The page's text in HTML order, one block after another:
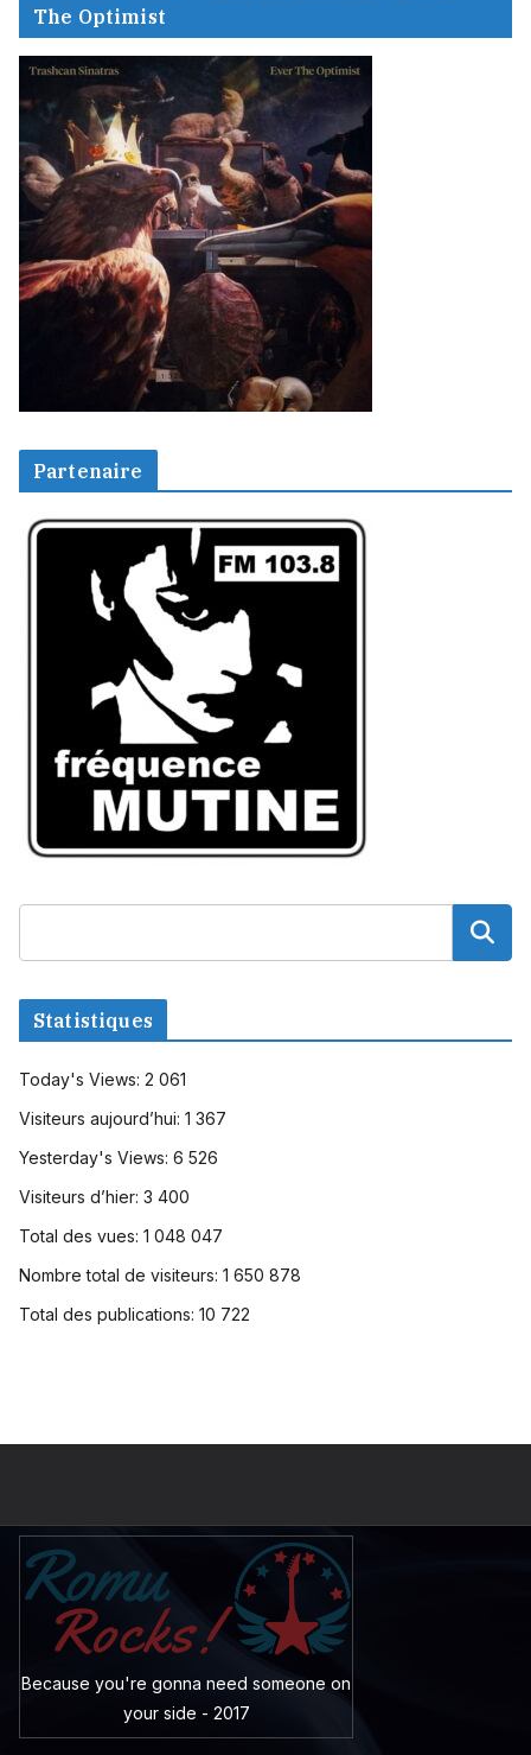
The Optimist
Partenaire
Statistiques
Today's Views: 2 061
Visiteurs aujourd’hui: 1 367
Yesterday's Views: 6 526
Visiteurs d’hier: 3 400
Total des vues: 1 048 047
Nombre total de visiteurs: 1 650 878
Total des publications: 10 722
Because you're gonna need someone on
your side - 2017